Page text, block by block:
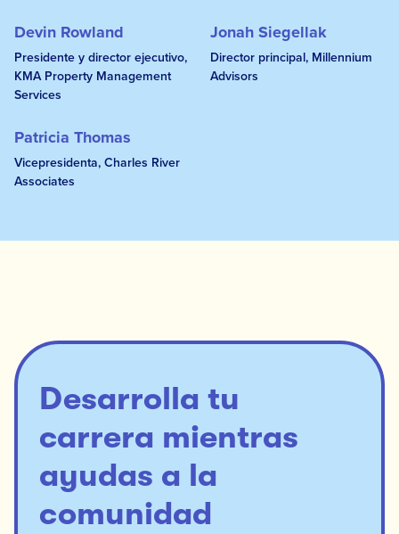
Devin Rowland
Presidente y director ejecutivo,
KMA Property Management
Services
Jonah Siegellak
Director principal, Millennium
Advisors
Patricia Thomas
Vicepresidenta, Charles River
Associates
Desarrolla tu
carrera mientras
ayudas a la
comunidad